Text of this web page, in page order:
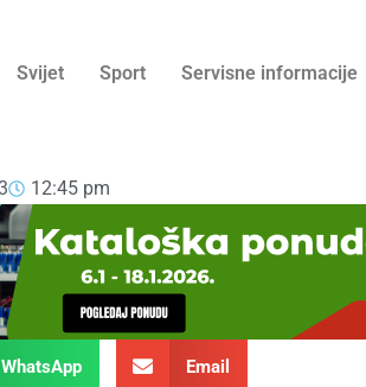
Svijet Sport Servisne informacije
12:45 pm
WhatsApp Email